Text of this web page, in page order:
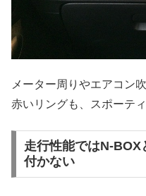
メーター周りやエアコン
赤いリングも、スポーテ
走行性能ではN-
付かない